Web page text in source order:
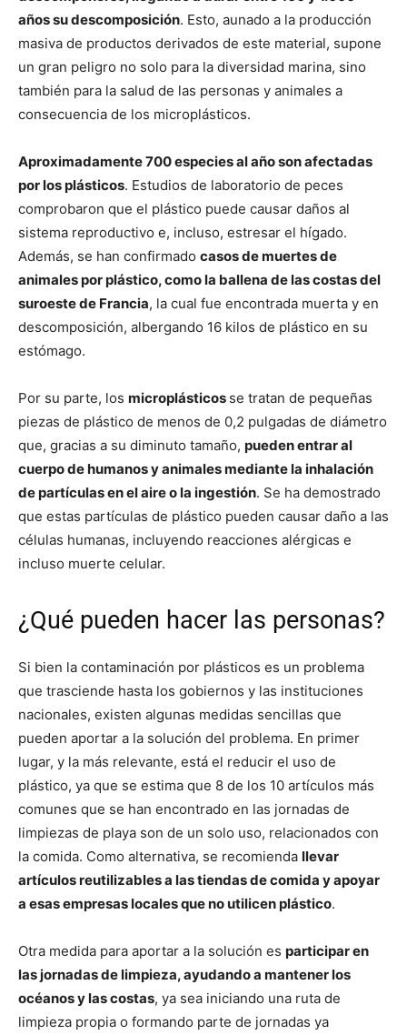
años su descomposición. Esto, aunado a la producción
masiva de productos derivados de este material, supone
un gran peligro no solo para la diversidad marina, sino
también para la salud de las personas y animales a
consecuencia de los microplásticos.
Aproximadamente 700 especies al año son afectadas
por los plásticos. Estudios de laboratorio de peces
comprobaron que el plástico puede causar daños al
sistema reproductivo e, incluso, estresar el hígado.
Además, se han confirmado casos de muertes de
animales por plástico, como la ballena de las costas del
suroeste de Francia, la cual fue encontrada muerta y en
descomposición, albergando 16 kilos de plástico en su
estómago.
Por su parte, los microplásticos se tratan de pequeñas
piezas de plástico de menos de 0,2 pulgadas de diámetro
que, gracias a su diminuto tamaño, pueden entrar al
cuerpo de humanos y animales mediante la inhalación
de partículas en el aire o la ingestión. Se ha demostrado
que estas partículas de plástico pueden causar daño a las
células humanas, incluyendo reacciones alérgicas e
incluso muerte celular.
¿Qué pueden hacer las personas?
Si bien la contaminación por plásticos es un problema
que trasciende hasta los gobiernos y las instituciones
nacionales, existen algunas medidas sencillas que
pueden aportar a la solución del problema. En primer
lugar, y la más relevante, está el reducir el uso de
plástico, ya que se estima que 8 de los 10 artículos más
comunes que se han encontrado en las jornadas de
limpiezas de playa son de un solo uso, relacionados con
la comida. Como alternativa, se recomienda llevar
artículos reutilizables a las tiendas de comida y apoyar
a esas empresas locales que no utilicen plástico.
Otra medida para aportar a la solución es participar en
las jornadas de limpieza, ayudando a mantener los
océanos y las costas, ya sea iniciando una ruta de
limpieza propia o formando parte de jornadas ya